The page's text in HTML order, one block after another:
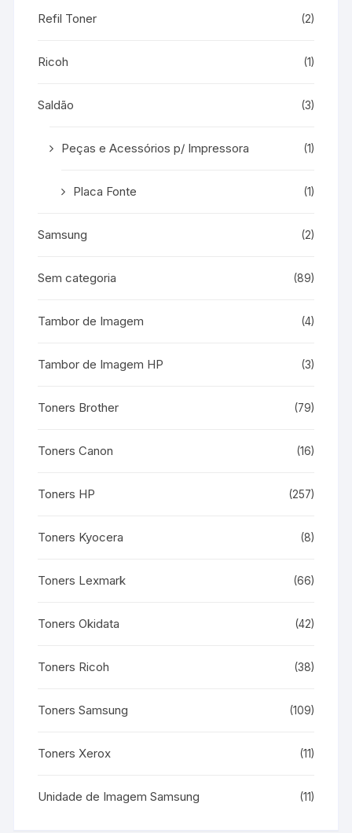
Refil Toner (2)
Ricoh (1)
Saldão (3)
Peças e Acessórios p/ Impressora (1)
Placa Fonte (1)
Samsung (2)
Sem categoria (89)
Tambor de Imagem (4)
Tambor de Imagem HP (3)
Toners Brother (79)
Toners Canon (16)
Toners HP (257)
Toners Kyocera (8)
Toners Lexmark (66)
Toners Okidata (42)
Toners Ricoh (38)
Toners Samsung (109)
Toners Xerox (11)
Unidade de Imagem Samsung (11)